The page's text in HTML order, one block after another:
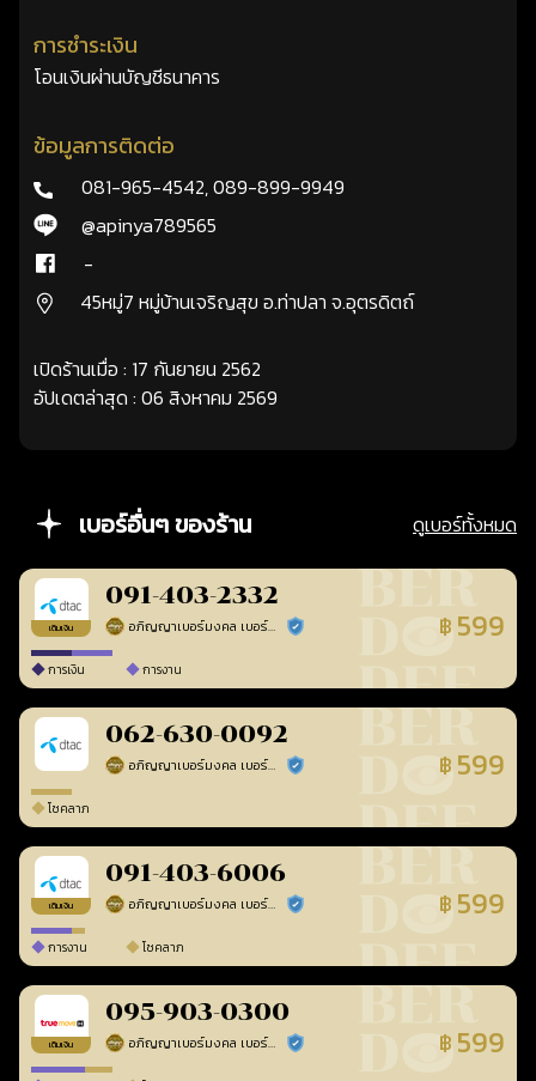
การชำระเงิน
โอนเงินผ่านบัญชีธนาคาร
ข้อมูลการติดต่อ
081-965-4542,089-899-9949
@apinya789565
-
45หมู่7 หมู่บ้านเจริญสุข อ.ท่าปลา จ.อุตรดิตถ์
เปิดร้านเมื่อ : 17 กันยายน 2562
อัปเดตล่าสุด : 06 สิงหาคม 2569
เบอร์อื่นๆ ของร้าน ดูเบอร์ทั้งหมด
เติมเงิน
091-403-2332
อภิญญาเบอร์มงคล เบอร์สวยเลขศาสตร์ ร้านยืนยันแล้ว ฿ 599
การเงิน การงาน
062-630-0092
อภิญญาเบอร์มงคล เบอร์สวยเลขศาสตร์ ร้านยืนยันแล้ว ฿ 599
โชคลาภ
เติมเงิน
091-403-6006
อภิญญาเบอร์มงคล เบอร์สวยเลขศาสตร์ ร้านยืนยันแล้ว ฿ 599
การงาน โชคลาภ
เติมเงิน
095-903-0300
อภิญญาเบอร์มงคล เบอร์สวยเลขศาสตร์ ร้านยืนยันแล้ว ฿ 599